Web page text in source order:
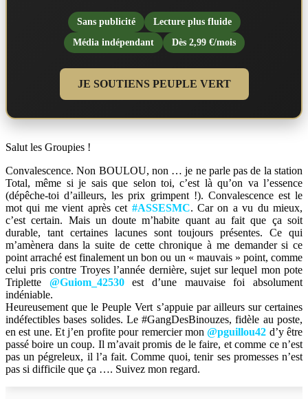
Sans publicité
Lecture plus fluide
Média indépendant
Dès 2,99 €/mois
JE SOUTIENS PEUPLE VERT
Salut les Groupies !
Convalescence. Non BOULOU, non … je ne parle pas de la station
Total, même si je sais que selon toi, c’est là qu’on va l’essence
(dépêche-toi d’ailleurs, les prix grimpent !). Convalescence est le
mot qui me vient après cet #ASSESMC. Car on a vu du mieux,
c’est certain. Mais un doute m’habite quant au fait que ça soit
durable, tant certaines lacunes sont toujours présentes. Ce qui
m’amènera dans la suite de cette chronique à me demander si ce
point arraché est finalement un bon ou un « mauvais » point, comme
celui pris contre Troyes l’année dernière, sujet sur lequel mon pote
Triplette @Guiom_42530est d’une mauvaise foi absolument
indéniable.
Heureusement que le Peuple Vert s’appuie par ailleurs sur certaines
indéfectibles bases solides. Le #GangDesBinouzes, fidèle au poste,
en est une. Et j’en profite pour remercier mon@pguillou42 d’y être
passé boire un coup. Il m’avait promis de le faire, et comme ce n’est
pas un pégreleux, il l’a fait. Comme quoi, tenir ses promesses n’est
pas si difficile que ça …. Suivez mon regard.